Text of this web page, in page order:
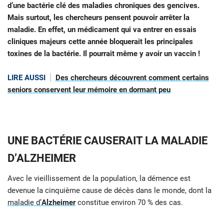
d’une bactérie clé des maladies chroniques des gencives.
Mais surtout, les chercheurs pensent pouvoir arrêter la
maladie. En effet, un médicament qui va entrer en essais
cliniques majeurs cette année bloquerait les principales
toxines de la bactérie. Il pourrait même y avoir un vaccin !
LIRE AUSSI
Des chercheurs découvrent comment certains
seniors conservent leur mémoire en dormant peu
UNE BACTÉRIE CAUSERAIT LA MALADIE
D’ALZHEIMER
Avec le vieillissement de la population, la démence est
devenue la cinquième cause de décès dans le monde, dont la
maladie d’Alzheimerconstitue environ 70 % des cas.